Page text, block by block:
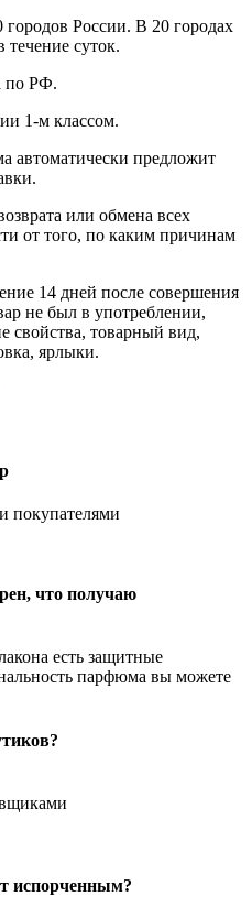
городов России. В 20 городах
течение суток.
по РФ.
1-м классом.
автоматически предложит
или обмена всех
от того, по каким причинам
14 дней после совершения
не был в употреблении,
свойства, товарный вид,
ярлыки.
покупателями
что получаю
есть защитные
парфюма вы можете
испорченным?